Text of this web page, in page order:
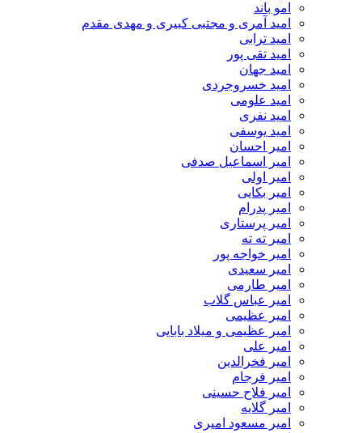
امو باند
امید آمری و مجتبی کبیری و مهدى مقدم
امید ترابی
امید تقی پور
امید جهان
امید خسروجردی
امید علومی
امید نفری
امید یوسفی
امیر احسان
امیر اسماعیل صدفی
امیر اولی
امیر بکایی
امیر پدرام
امیر پرستاری
امیر ته ته
امیر خواجه پور
امیر سعیدی
امیر طارمی
امیر عباس گلاب
امیر عظیمی
امیر عظیمی و میلاد بابایی
امیر علی
امیر فخرالدین
امیر فرجام
امیر فلاح حسینی
امیر گلایه
امیر مسعود امیری